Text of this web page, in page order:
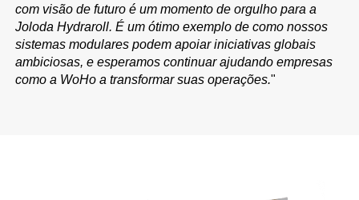
com visão de futuro é um momento de orgulho para a
Joloda Hydraroll. É um ótimo exemplo de como nossos
sistemas modulares podem apoiar iniciativas globais
ambiciosas, e esperamos continuar ajudando empresas
como a WoHo a transformar suas operações."